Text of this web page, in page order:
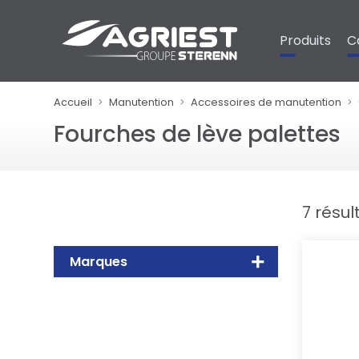
Produits
Accueil Manutention Accessoires de manutention
Fourches de lève palettes
Marques
7